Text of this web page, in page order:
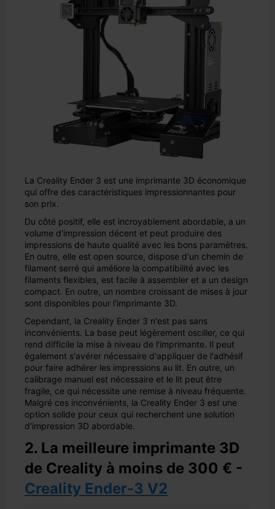
La Creality Ender 3 est une imprimante 3D économique
qui offre des caractéristiques impressionnantes pour
son prix.
Du côté positif, elle est incroyablement abordable, a un
volume d'impression décent et peut produire des
impressions de haute qualité avec les bons paramètres.
En outre, elle est open source, dispose d'un chemin de
filament serré qui améliore la compatibilité avec les
filaments flexibles, est facile à assembler et a un design
compact. En outre, un nombre croissant de mises à jour
sont disponibles pour l'imprimante 3D.
Cependant, la Creality Ender 3 n'est pas sans
inconvénients. La base peut légèrement osciller, ce qui
rend difficile la mise à niveau de l'imprimante. Il peut
également s'avérer nécessaire d'appliquer de l'adhésif
pour faire adhérer les impressions au lit. En outre, un
calibrage manuel est nécessaire et le lit peut être
fragile, ce qui nécessite une remise à niveau fréquente.
Malgré ces inconvénients, la Creality Ender 3 est une
option solide pour ceux qui recherchent une solution
d'impression 3D abordable.
2. La meilleure imprimante 3D
de Creality à moins de 300 € -
Creality Ender-3 V2